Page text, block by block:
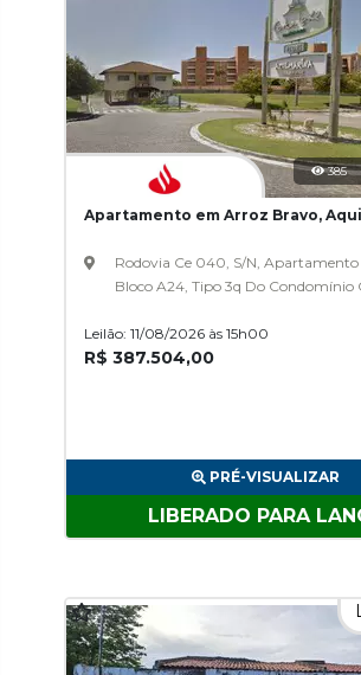
385
Apartamento em Arroz Bravo,
Rodovia Ce 040, S/N, Apartamento
Bloco A24, Tipo 3q Do Condomínio
Leilão: 11/08/2026 às 15h00
R$ 387.504,00
PRÉ-VISUALIZAR
LIBERADO PARA